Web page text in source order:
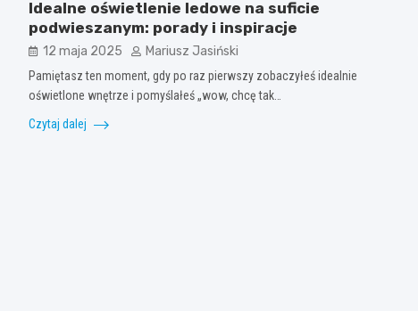
Idealne oświetlenie ledowe na suficie
podwieszanym: porady i inspiracje
12 maja 2025 Mariusz Jasiński
Pamiętasz ten moment, gdy po raz pierwszy zobaczyłeś idealnie
oświetlone wnętrze i pomyślałeś „wow, chcę tak…
Czytaj dalej